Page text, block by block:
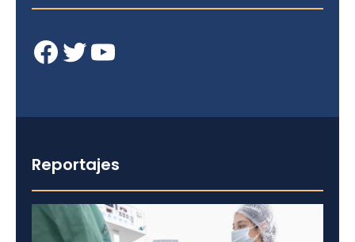
Facebook Twitter YouTube
Reportajes